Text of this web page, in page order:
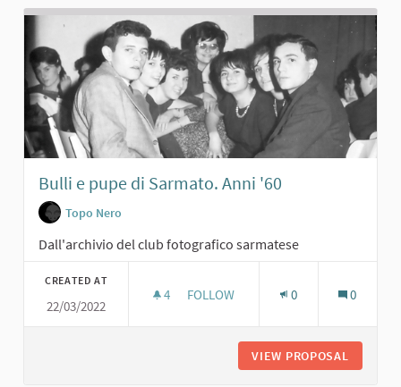
Bulli e pupe di Sarmato. Anni '60
Topo Nero
Dall'archivio del club fotografico sarmatese
CREATED AT
22/03/2022
4 4 FOLLOWERS
FOLLOW 0 0
VIEW PROPOSAL